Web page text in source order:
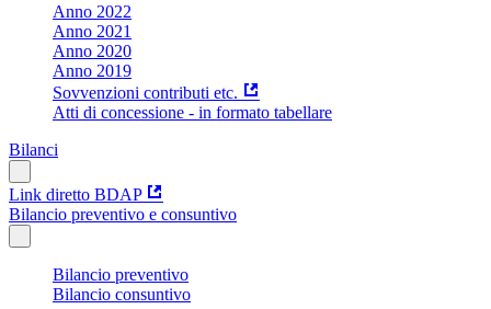
Anno 2022
Anno 2021
Anno 2020
Anno 2019
Sovvenzioni contributi etc.
Atti di concessione - in formato tabellare
Bilanci
Link diretto BDAP
Bilancio preventivo e consuntivo
Bilancio preventivo
Bilancio consuntivo